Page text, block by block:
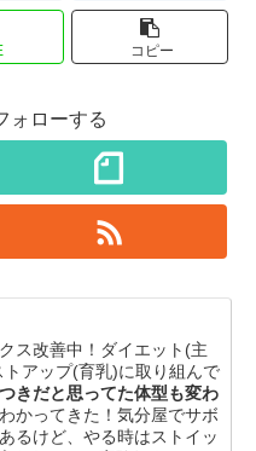
コピー
ォローする
ス改善中！ダイエット(主
アップ(育乳)に取り組んで
つきだと思ってた体型も変わ
かってきた！気分屋でサボ
るけど、やる時はストイッ